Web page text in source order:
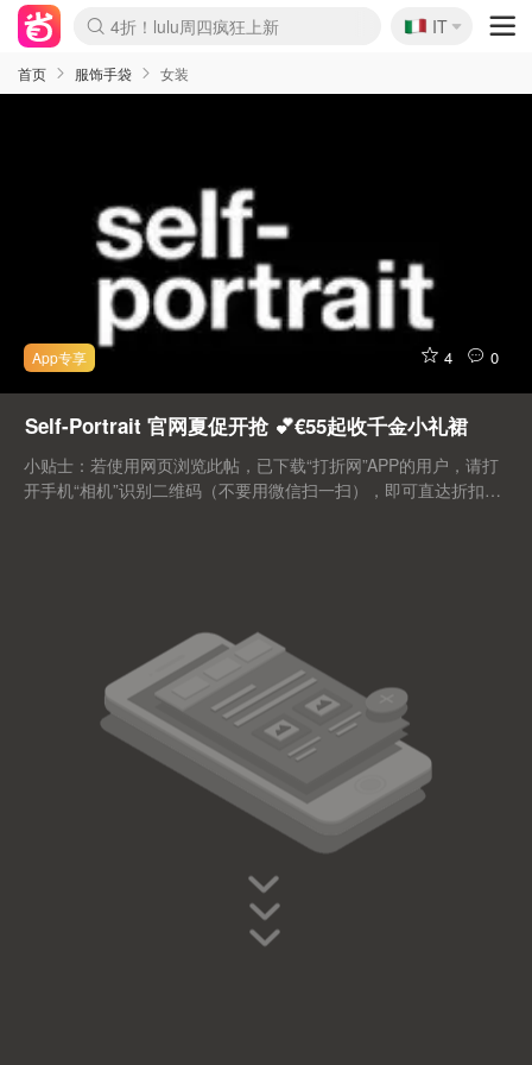
Boticinal 夏促开抢！
4折！lulu周四疯狂上新
速领！Stanley独家85折
Zalando 奥莱闪促！每日更新
🇮🇹
IT
首页 服饰手袋 女装
4 0
Self-Portrait 官网夏促开抢 💕€55起收千金小礼裙
小贴士：若使用网页浏览此帖，已下载“打折网”APP的用户，请打
开手机“相机”识别二维码（不要用微信扫一扫），即可直达折扣页